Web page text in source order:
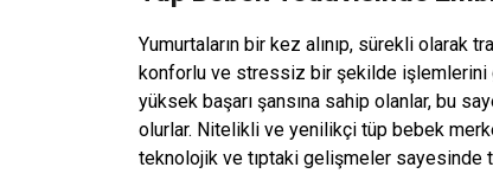
Yumurtaların bir kez alınıp, sürekli olarak
konforlu ve stressiz bir şekilde işlemlerini
yüksek başarı şansına sahip olanlar, bu
olurlar. Nitelikli ve yenilikçi tüp bebek
teknolojik ve tıptaki gelişmeler sayesinde